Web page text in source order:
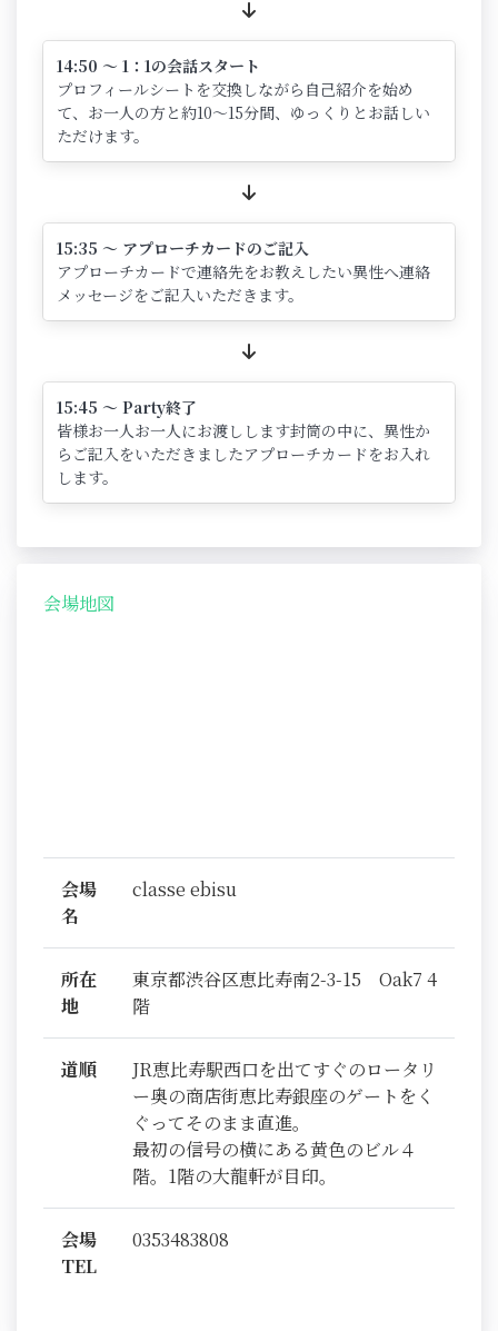
14:50 ～ 1：1の会話スタート
プロフィールシートを交換しながら自己紹介を始め
て、お一人の方と約10～15分間、ゆっくりとお話しい
ただけます。
15:35 ～ アプローチカードのご記入
アプローチカードで連絡先をお教えしたい異性へ連絡
メッセージをご記入いただきます。
15:45 ～ Party終了
皆様お一人お一人にお渡しします封筒の中に、異性か
らご記入をいただきましたアプローチカードをお入れ
します。
会場地図
会場
名
classe ebisu
所在
地
東京都渋谷区恵比寿南2-3-15 Oak7 4
階
道順
JR恵比寿駅西口を出てすぐのロータリ
ー奥の商店街恵比寿銀座のゲートをく
ぐってそのまま直進。
最初の信号の横にある黄色のビル４
階。1階の大龍軒が目印。
会場
TEL
0353483808